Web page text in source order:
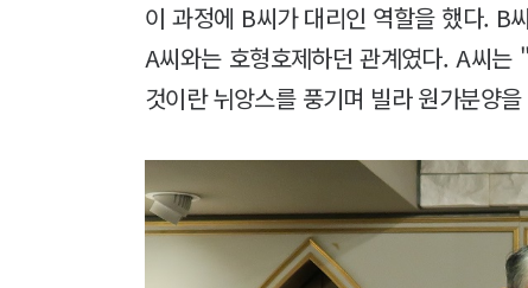
이 과정에 B씨가 대리인 역할을 했다. B
A씨와는 호형호제하던 관계였다. A씨
것이란 뉘앙스를 풍기며 빌라 원가분양